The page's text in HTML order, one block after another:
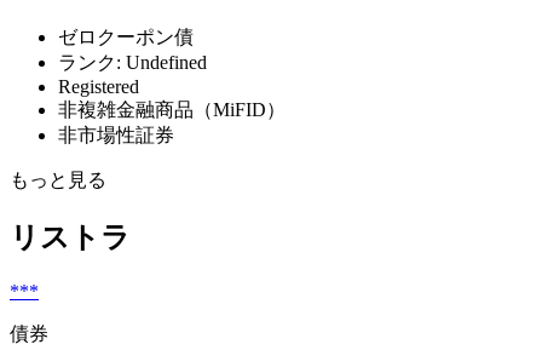
ゼロクーポン債
ランク: Undefined
Registered
非複雑金融商品（MiFID）
非市場性証券
もっと見る
リストラ
***
債券